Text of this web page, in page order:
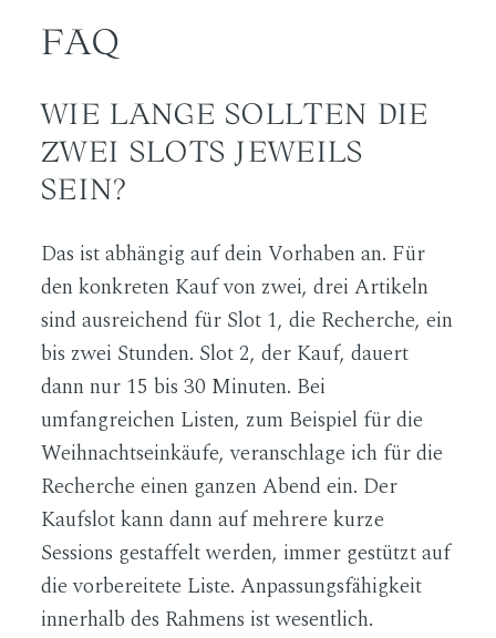
FAQ
WIE LANGE SOLLTEN DIE
ZWEI SLOTS JEWEILS
SEIN?
Das ist abhängig auf dein Vorhaben an. Für
den konkreten Kauf von zwei, drei Artikeln
sind ausreichend für Slot 1, die Recherche, ein
bis zwei Stunden. Slot 2, der Kauf, dauert
dann nur 15 bis 30 Minuten. Bei
umfangreichen Listen, zum Beispiel für die
Weihnachtseinkäufe, veranschlage ich für die
Recherche einen ganzen Abend ein. Der
Kaufslot kann dann auf mehrere kurze
Sessions gestaffelt werden, immer gestützt auf
die vorbereitete Liste. Anpassungsfähigkeit
innerhalb des Rahmens ist wesentlich.